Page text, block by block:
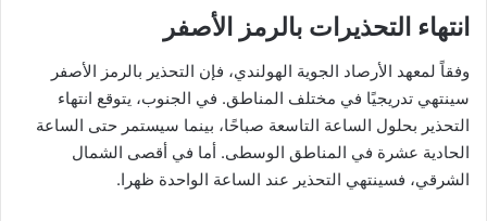
انتهاء التحذيرات بالرمز الأصفر
وفقاً لمعهد الأرصاد الجوية الهولندي، فإن التحذير بالرمز الأصفر
سينتهي تدريجيًا في مختلف المناطق. في الجنوب، يتوقع انتهاء
التحذير بحلول الساعة التاسعة صباحًا، بينما سيستمر حتى الساعة
الحادية عشرة في المناطق الوسطى. أما في أقصى الشمال
الشرقي، فسينتهي التحذير عند الساعة الواحدة ظهرا.